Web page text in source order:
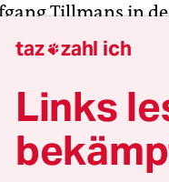
Tillmans in
der
und seinen
an. Damit
der edition
war Karl Jaspers
taz zahl ich
Links